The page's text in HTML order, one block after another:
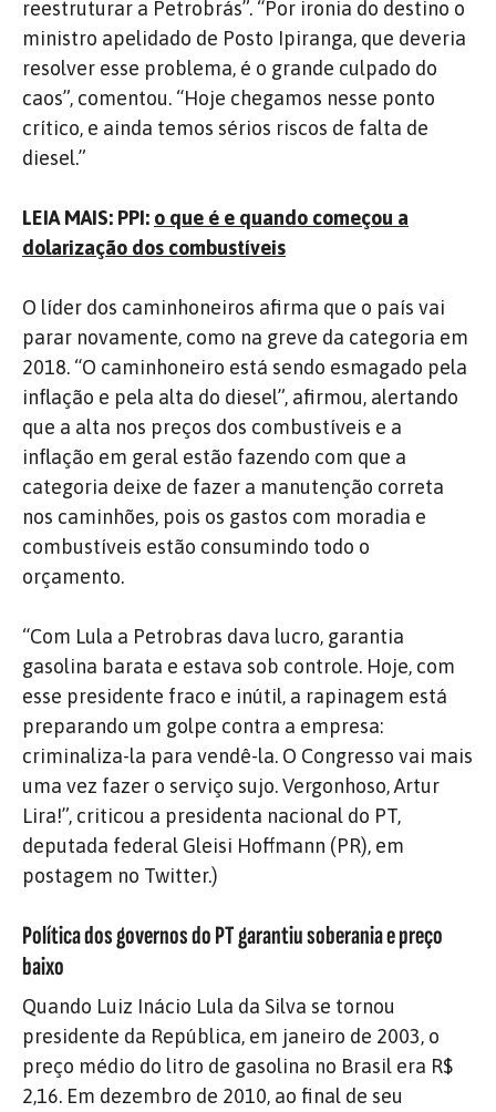
reestruturar a Petrobrás”. “Por ironia do destino o
ministro apelidado de Posto Ipiranga, que deveria
resolver esse problema, é o grande culpado do
caos”, comentou. “Hoje chegamos nesse ponto
crítico, e ainda temos sérios riscos de falta de
diesel.”
LEIA MAIS: PPI: o que é e quando começou a
dolarização dos combustíveis
O líder dos caminhoneiros afirma que o país vai
parar novamente, como na greve da categoria em
2018. “O caminhoneiro está sendo esmagado pela
inflação e pela alta do diesel”, afirmou, alertando
que a alta nos preços dos combustíveis e a
inflação em geral estão fazendo com que a
categoria deixe de fazer a manutenção correta
nos caminhões, pois os gastos com moradia e
combustíveis estão consumindo todo o
orçamento.
“Com Lula a Petrobras dava lucro, garantia
gasolina barata e estava sob controle. Hoje, com
esse presidente fraco e inútil, a rapinagem está
preparando um golpe contra a empresa:
criminaliza-la para vendê-la. O Congresso vai mais
uma vez fazer o serviço sujo. Vergonhoso, Artur
Lira!”, criticou a presidenta nacional do PT,
deputada federal Gleisi Hoffmann (PR), em
postagem no Twitter.)
Política dos governos do PT garantiu soberania e preço
baixo
Quando Luiz Inácio Lula da Silva se tornou
presidente da República, em janeiro de 2003, o
preço médio do litro de gasolina no Brasil era R$
2,16. Em dezembro de 2010, ao final de seu